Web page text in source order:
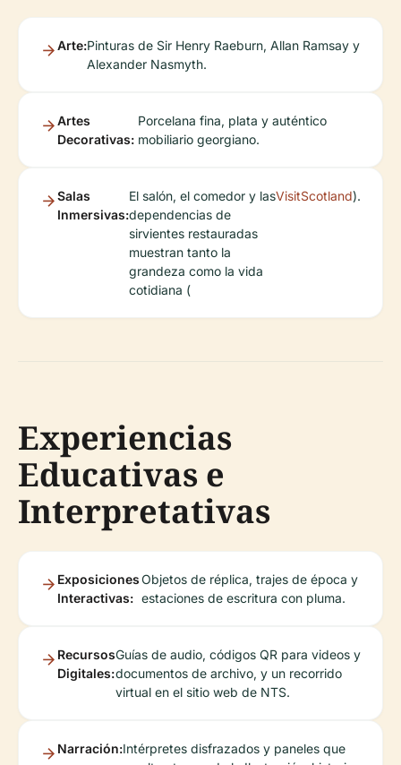
Arte:Pinturas de Sir Henry Raeburn, Allan Ramsay y
Alexander Nasmyth.
Artes
Decorativas:
Porcelana fina, plata y auténtico
mobiliario georgiano.
Salas
Inmersivas:
El salón, el comedor y las
dependencias de
sirvientes restauradas
muestran tanto la
grandeza como la vida
cotidiana (
VisitScotland).
Experiencias
Educativas e
Interpretativas
Exposiciones
Interactivas:
Objetos de réplica, trajes de época y
estaciones de escritura con pluma.
Recursos
Digitales:
Guías de audio, códigos QR para videos y
documentos de archivo, y un recorrido
virtual en el sitio web de NTS.
Narración:Intérpretes disfrazados y paneles que